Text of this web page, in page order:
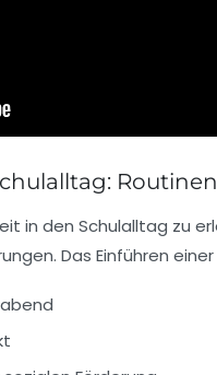
in den Schulalltag zu
Das Einführen